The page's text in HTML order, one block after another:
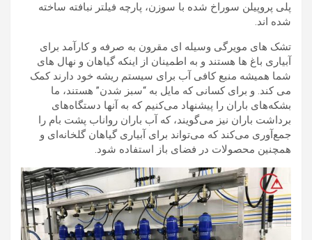
پلی پروپیلن سوراخ شده با سوزن، پارچه فیلتر نبافته ساخته
شده اند.
تشک های مویرگی وسیله ای مقرون به صرفه و کارآمد برای
آبیاری باغ ها هستند و به اطمینان از اینکه گیاهان و نهال های
شما همیشه منبع کافی آب برای سیستم ریشه خود دارند کمک
می کند. و برای کسانی که مایل به “سبز شدن” هستند، ما
بشکه‌های باران را پیشنهاد می‌کنیم که به آنها دستگاه‌های
برداشت باران نیز می‌گویند، که آب باران رواناب پشت بام را
جمع‌آوری می‌کند که می‌تواند برای آبیاری گیاهان گلخانه‌ای و
همچنین محصولات در فضای باز استفاده شود.